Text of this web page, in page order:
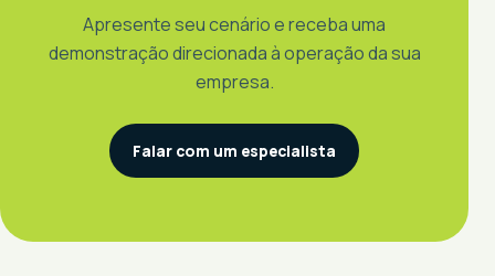
Apresente seu cenário e receba uma
demonstração direcionada à operação da sua
empresa.
Falar com um especialista